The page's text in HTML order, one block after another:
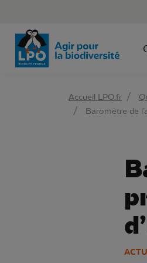
Accueil LPO.fr
Baromètre de